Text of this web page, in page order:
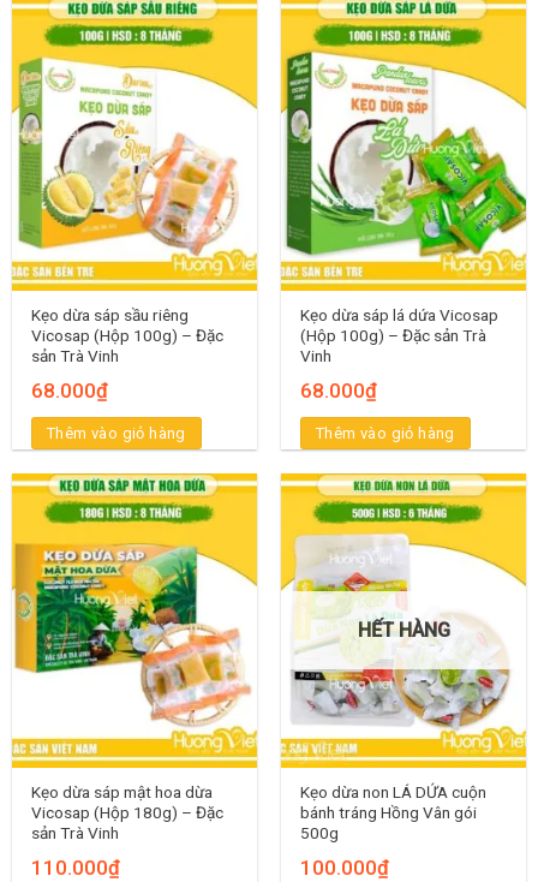
Kẹo dừa sáp sầu riêng
Vicosap (Hộp 100g) – Đặc
sản Trà Vinh
68.000₫
Thêm vào giỏ hàng
Kẹo dừa sáp lá dứa Vicosap
(Hộp 100g) – Đặc sản Trà
Vinh
68.000₫
Thêm vào giỏ hàng
Kẹo dừa sáp mật hoa dừa
Vicosap (Hộp 180g) – Đặc
sản Trà Vinh
110.000₫
HẾT HÀNG
Kẹo dừa non LÁ DỨA cuộn
bánh tráng Hồng Vân gói
500g
100.000₫